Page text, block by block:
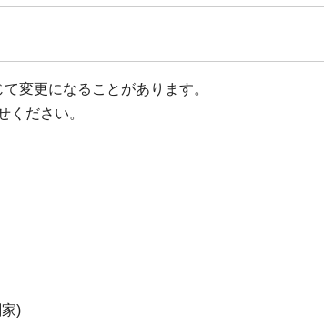
変更になることがあります。
ください。
)